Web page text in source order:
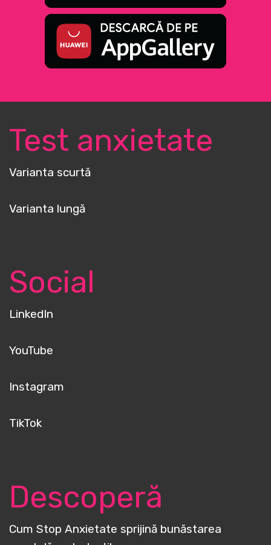
Test anxietate
Varianta scurtă
Varianta lungă
Social
LinkedIn
YouTube
Instagram
TikTok
Descoperă
Cum Stop Anxietate sprijină bunăstarea